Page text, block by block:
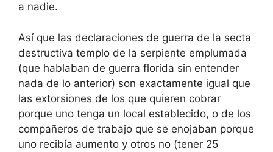
a nadie.
Así que las declaraciones de guerra de la secta
destructiva templo de la serpiente emplumada
(que hablaban de guerra florida sin entender
nada de lo anterior) son exactamente igual que
las extorsiones de los que quieren cobrar
porque uno tenga un local establecido, o de los
compañeros de trabajo que se enojaban porque
uno recibía aumento y otros no (tener 25